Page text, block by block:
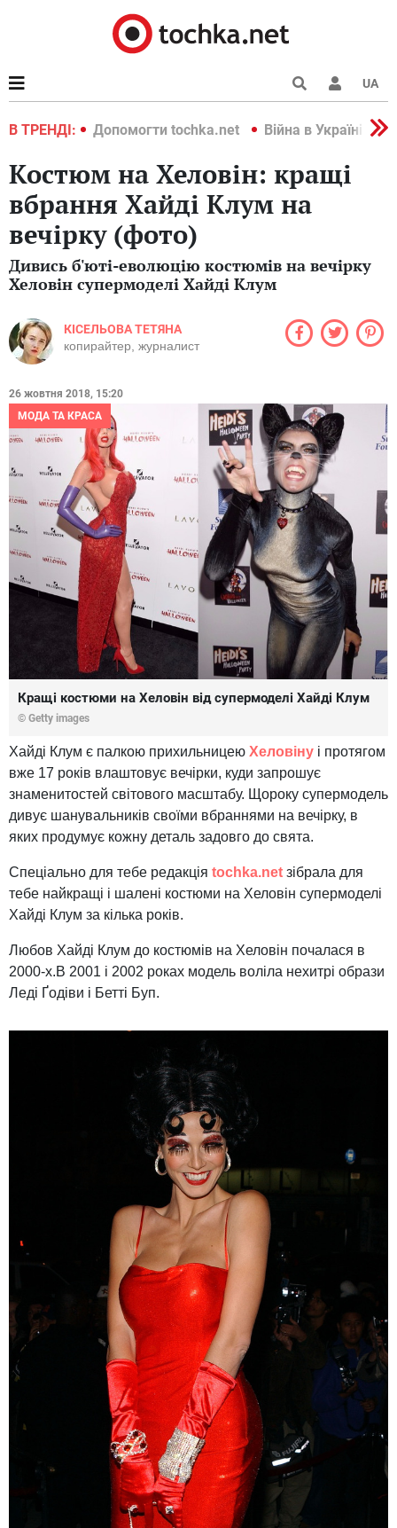
UA
В ТРЕНДІ:
2022 Допомогти tochka.net Війна в Україні 2022
Костюм на Хеловін: кращі
вбрання Хайді Клум на
вечірку (фото)
Дивись б'юті-еволюцію костюмів на вечірку
Хеловін супермоделі Хайді Клум
КІСЕЛЬОВА ТЕТЯНА
копирайтер, журналист
26 жовтня 2018, 15:20
МОДА ТА КРАСА
Кращі костюми на Хеловін від супермоделі Хайді Клум
© Getty images
Хайді Клум є палкою прихильницею Хеловіну і протягом
вже 17 років влаштовує вечірки, куди запрошує
знаменитостей світового масштабу. Щороку супермодель
дивує шанувальників своїми вбраннями на вечірку, в
яких продумує кожну деталь задовго до свята.
Спеціально для тебе редакція tochka.net зібрала для
тебе найкращі і шалені костюми на Хеловін супермоделі
Хайді Клум за кілька років.
Любов Хайді Клум до костюмів на Хеловін почалася в
2000-х.В 2001 і 2002 роках модель воліла нехитрі образи
Леді Ґодіви і Бетті Буп.